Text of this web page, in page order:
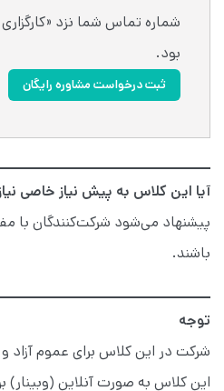
شماره تماس شما نزد
بود.
ثبت درخواست مشاوره رایگان
آیا این کلاس به پیش نیاز خاصی
پیشنهاد می‌شود شرکت‌کنندگان با
باشند.
توجه
شرکت در این کلاس برای عموم آزاد
این کلاس به صورت آنلاین (وبینار)